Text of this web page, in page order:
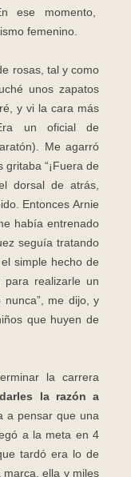
ese momento,
femenino.
rosas, tal y como
unos zapatos
y vi la cara más
un oficial de
Me agarró
“¡Fuera de
dorsal de atrás,
Entonces Arnie
había entrenado
seguía tratando
simple hecho de
para realizarle un
nunca”, me dijo, y
que huyen de
la carrera
la razón a
a pensar que una
a la meta en 4
tardó era lo de
ella y miles